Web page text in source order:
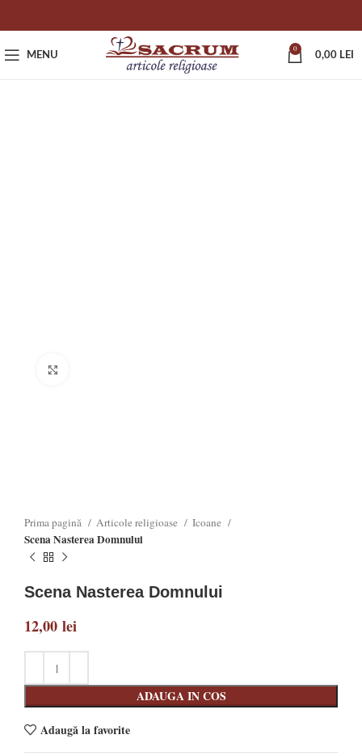
MENU
0
0,00 LEI
Prima pagină Articole religioase Icoane
Scena Nasterea Domnului
Scena Nasterea Domnului
12,00 lei
ADAUGA IN COS
Adaugă la favorite